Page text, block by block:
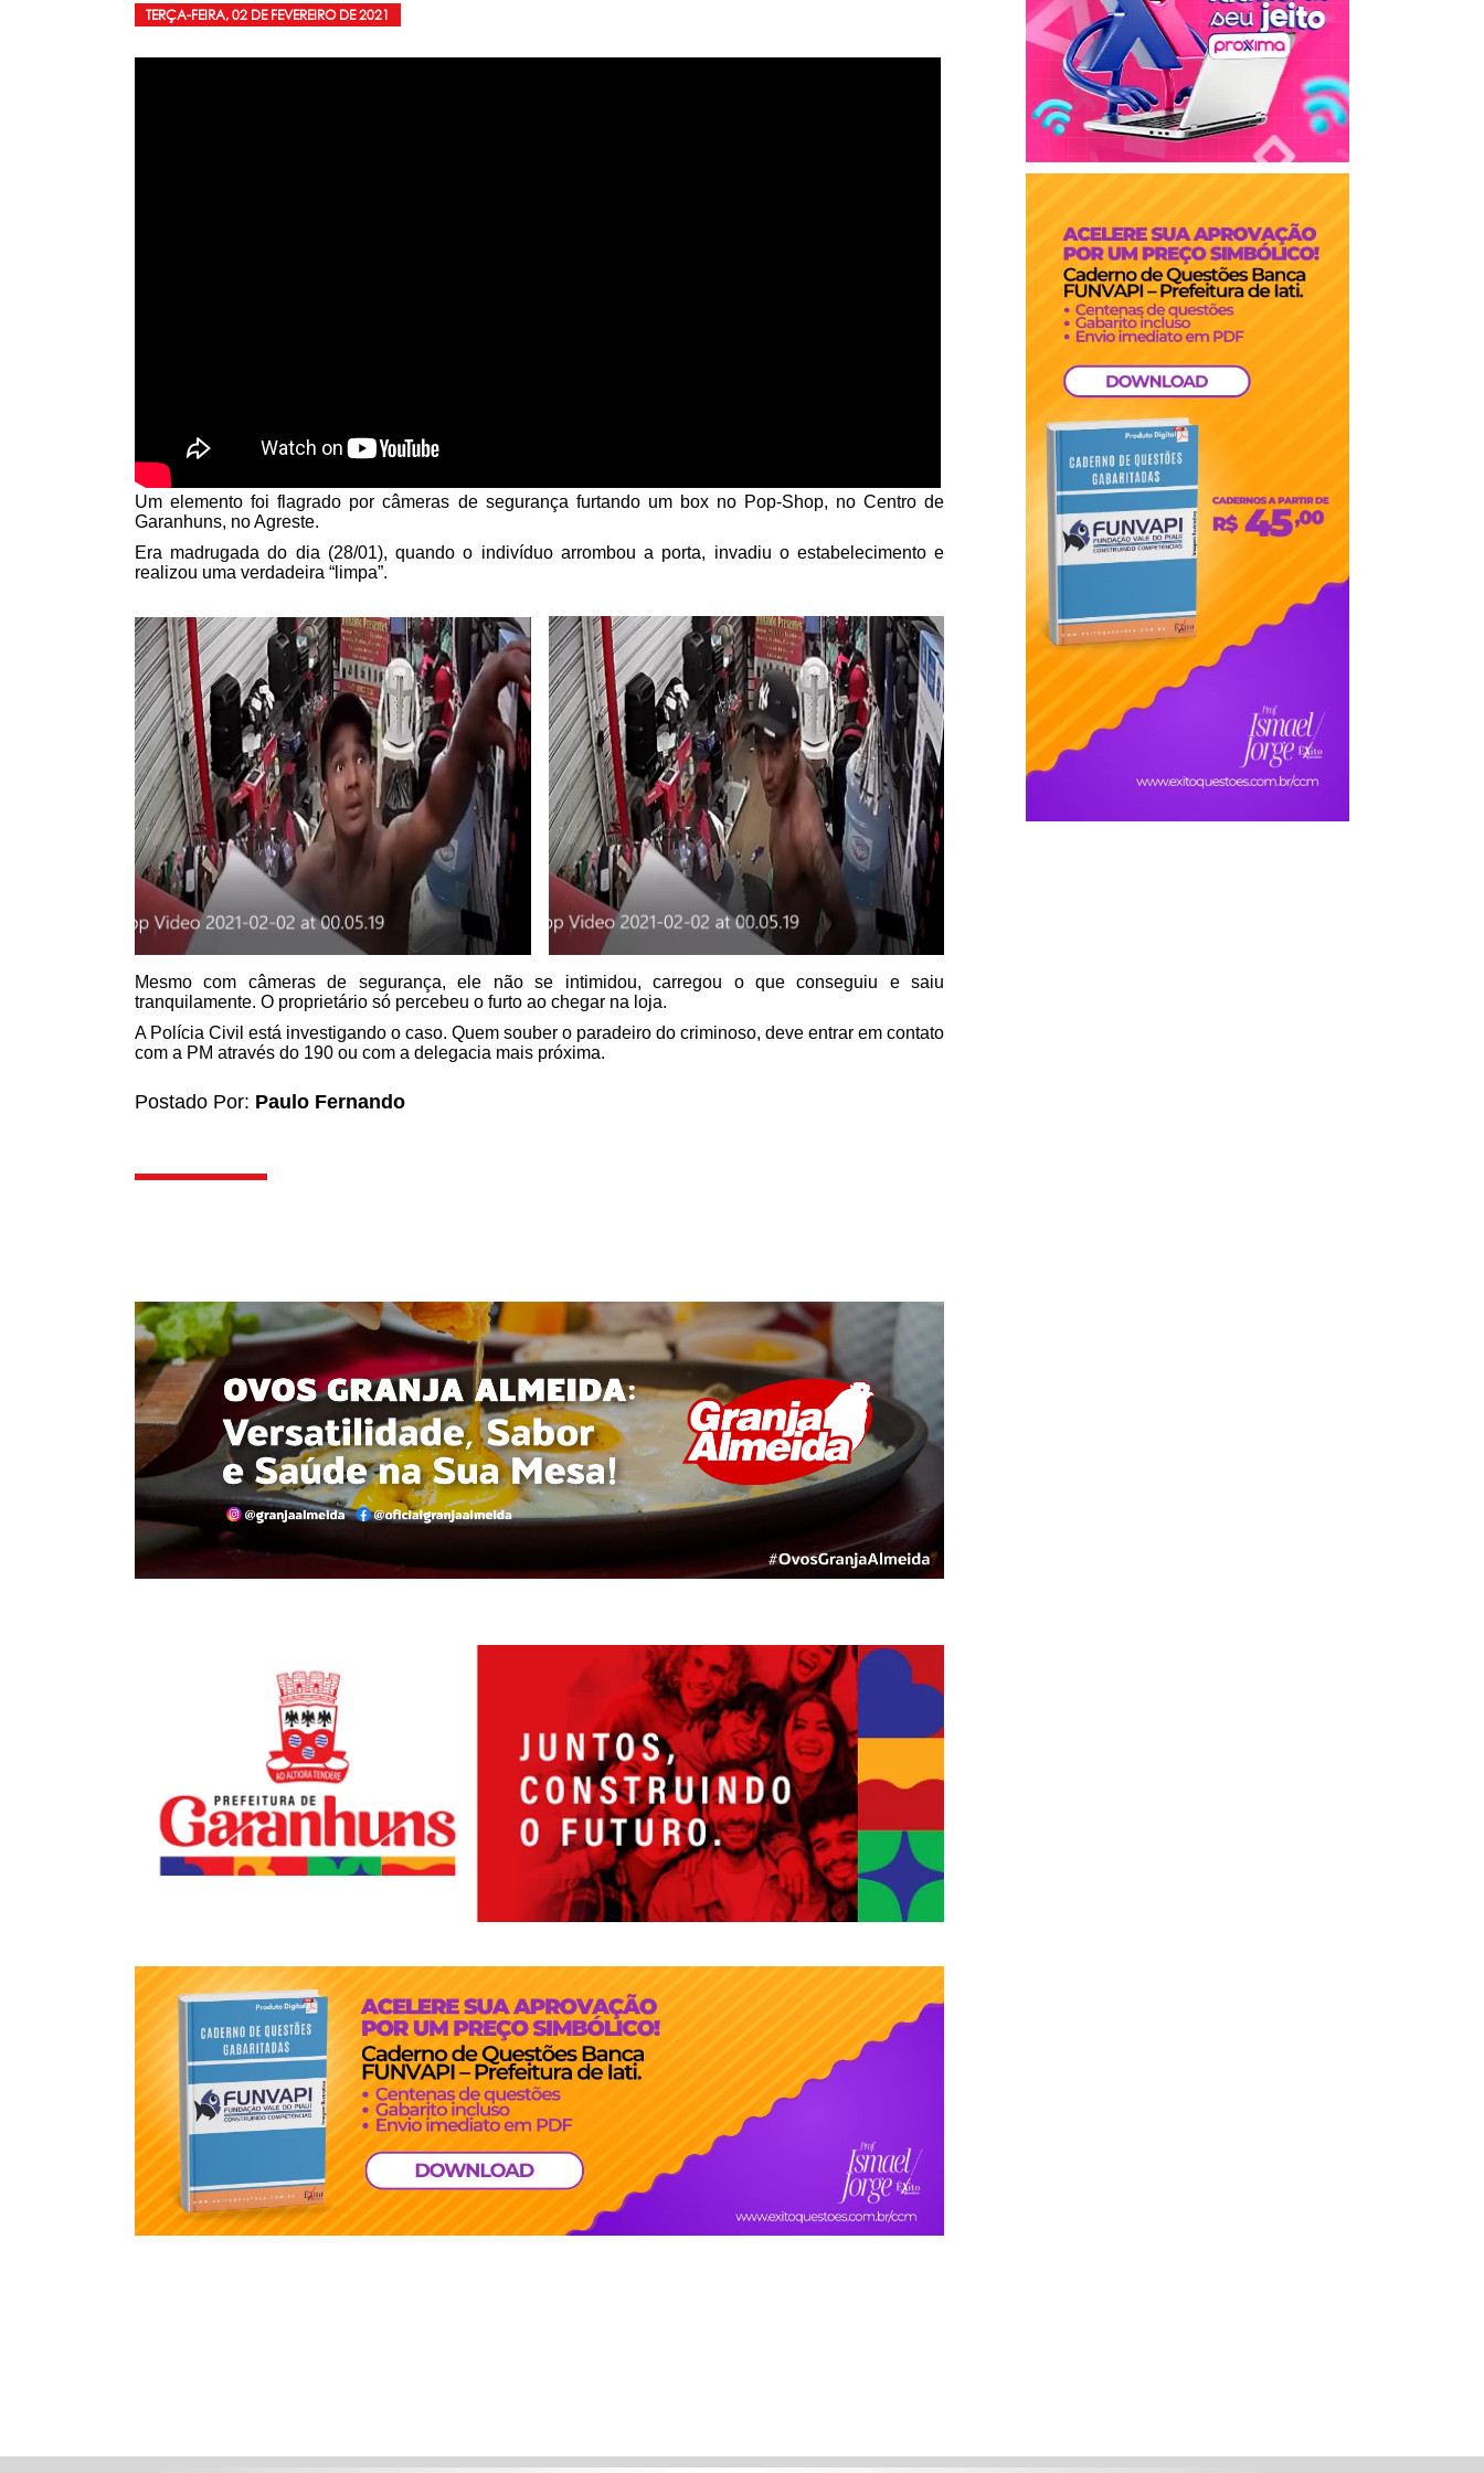
TERÇA-FEIRA, 02 DE FEVEREIRO DE 2021
Um elemento foi flagrado por câmeras de segurança furtando um box no Pop-Shop, no Centro de
Garanhuns, no Agreste.
Era madrugada do dia (28/01), quando o indivíduo arrombou a porta, invadiu o estabelecimento e
realizou uma verdadeira “limpa”.
Mesmo com câmeras de segurança, ele não se intimidou, carregou o que conseguiu e saiu
tranquilamente. O proprietário só percebeu o furto ao chegar na loja.
A Polícia Civil está investigando o caso. Quem souber o paradeiro do criminoso, deve entrar em contato
com a PM através do 190 ou com a delegacia mais próxima.
Postado Por: Paulo Fernando